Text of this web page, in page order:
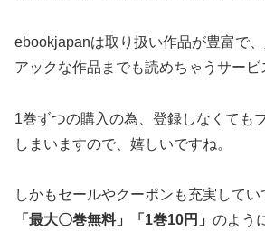
ebookjapanは取り扱い作品が豊富で
アックな作品までも読めちゃうサービ
1巻ずつの購入の為、登録しなくても
しまいますので、嬉しいですね。
しかもセールやクーポンも充実してい
「最大〇巻無料」
「1巻10円」 のよう